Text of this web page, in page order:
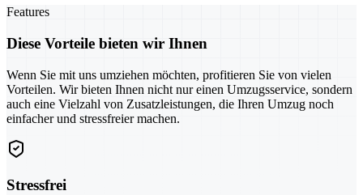
Features
Diese Vorteile bieten wir Ihnen
Wenn Sie mit uns umziehen möchten, profitieren Sie von vielen
Vorteilen. Wir bieten Ihnen nicht nur einen Umzugsservice, sondern
auch eine Vielzahl von Zusatzleistungen, die Ihren Umzug noch
einfacher und stressfreier machen.
Stressfrei